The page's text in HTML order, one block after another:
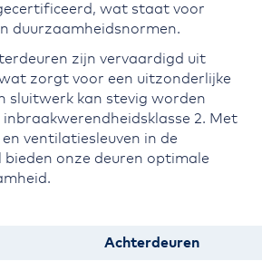
wat staat voor
duurzaamheidsnormen.
zijn vervaardigd uit
zorgt voor een uitzonderlijke
sluitwerk kan stevig worden
2. Met
ventilatiesleuven in de
onze deuren optimale
Achterdeuren